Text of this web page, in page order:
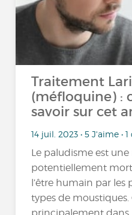
Traitement
(méfloquine) :
savoir sur cet
14 juil. 2023 • 5 J'aime •
Le paludisme est
potentiellement
l’être humain par les
types de moustiques.